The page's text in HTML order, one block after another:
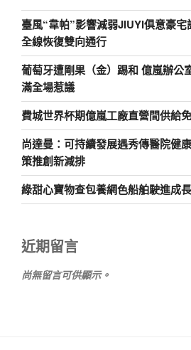
臺風“韋帕”影響減弱JIUYI俱意豪
全線恢復雙向通行
葡萄牙遭剛果（金）踢和 億嵐辦公
滿全場惹議
費城世界杯期億嵐工廠直營間供給
尚達曼：可持續發展遇秀傳醫院健
策推創新減排
綠甜心寶物查包養網色船舶駛進成
近期留言
尚無留言可供顯示。